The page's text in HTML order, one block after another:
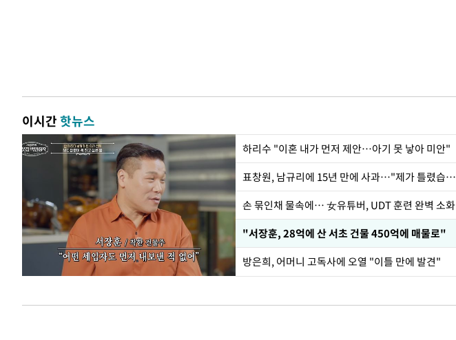
이시간핫뉴스
하리수 "이혼 내가 먼저 제안…아기 못 낳아 미안"
표창원, 남규리에 15년 만에 사과…"제가 틀렸습니다"
손 묶인채 물속에… 女유튜버, UDT 훈련 완벽 소화
"서장훈, 28억에 산 서초 건물 450억에 매물로"
방은희, 어머니 고독사에 오열 "이틀 만에 발견"